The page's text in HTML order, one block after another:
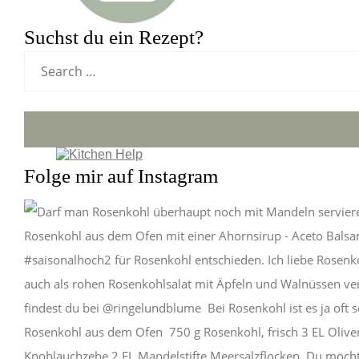
Suchst du ein Rezept?
Folge mir auf Instagram